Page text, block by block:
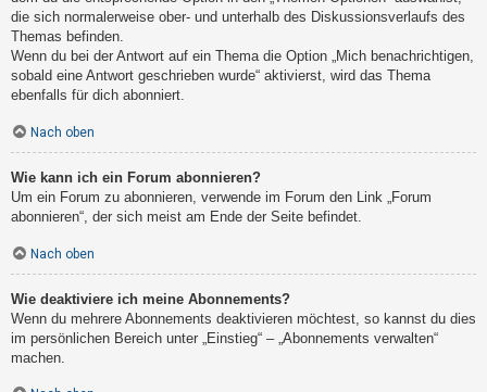
die sich normalerweise ober- und unterhalb des Diskussionsverlaufs des
Themas befinden.
Wenn du bei der Antwort auf ein Thema die Option „Mich benachrichtigen,
sobald eine Antwort geschrieben wurde“ aktivierst, wird das Thema
ebenfalls für dich abonniert.
Nach oben
Wie kann ich ein Forum abonnieren?
Um ein Forum zu abonnieren, verwende im Forum den Link „Forum
abonnieren“, der sich meist am Ende der Seite befindet.
Nach oben
Wie deaktiviere ich meine Abonnements?
Wenn du mehrere Abonnements deaktivieren möchtest, so kannst du dies
im persönlichen Bereich unter „Einstieg“ – „Abonnements verwalten“
machen.